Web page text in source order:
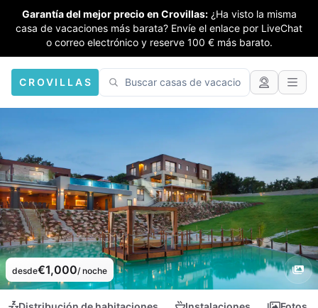
Garantía del mejor precio en Crovillas: ¿Ha visto la misma
casa de vacaciones más barata? Envíe el enlace por LiveChat
o correo electrónico y reserve 100 € más barato.
CROVILLAS
desde€1,000/ noche